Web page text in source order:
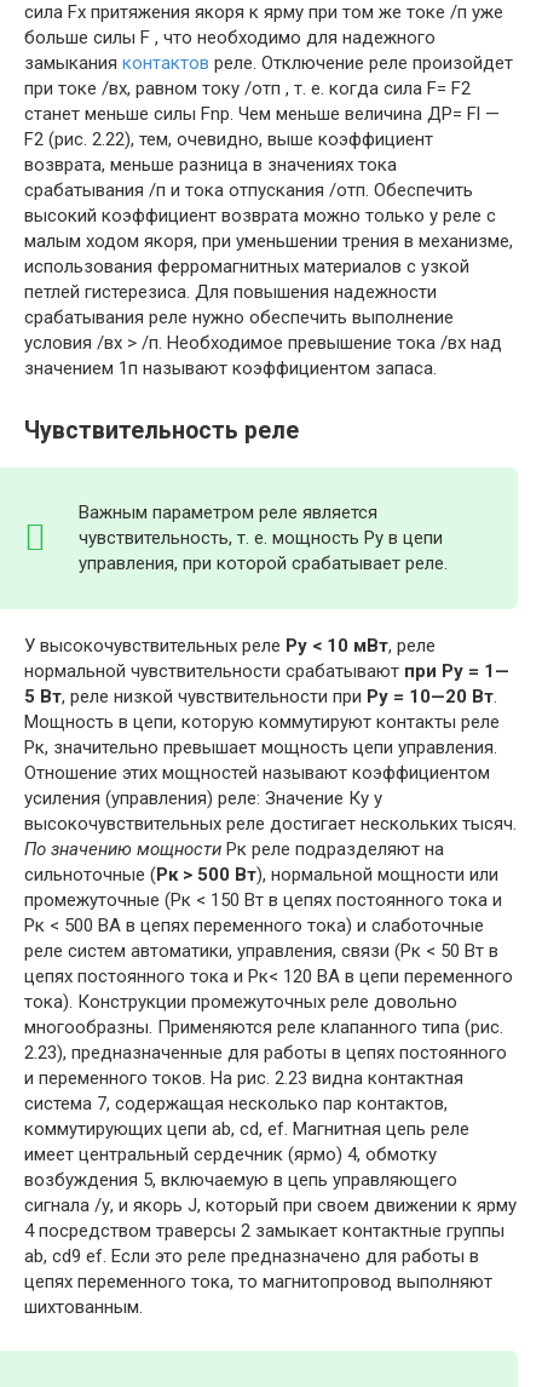
сила Fx притяжения якоря к ярму при том же токе /п уже
больше силы F , что необходимо для надежного
замыкания контактов реле. Отключение реле произойдет
при токе /вх, равном току /отп , т. е. когда сила F= F2
станет меньше силы Fnp. Чем меньше величина ДР= Fl —
F2 (рис. 2.22), тем, очевидно, выше коэффициент
возврата, меньше разница в значениях тока
срабатывания /п и тока отпускания /отп. Обеспечить
высокий коэффициент возврата можно только у реле с
малым ходом якоря, при уменьшении трения в механизме,
использования ферромагнитных материалов с узкой
петлей гистерезиса. Для повышения надежности
срабатывания реле нужно обеспечить выполнение
условия /вх > /п. Необходимое превышение тока /вх над
значением 1п называют коэффициентом запаса.
Чувствительность реле
Важным параметром реле является
чувствительность, т. е. мощность Ру в цепи
управления, при которой срабатывает реле.
У высокочувствительных реле Ру < 10 мВт, реле
нормальной чувствительности срабатывают при Ру = 1—
5 Вт, реле низкой чувствительности при Ру = 10—20 Вт
Мощность в цепи, которую коммутируют контакты реле
Рк, значительно превышает мощность цепи управления.
Отношение этих мощностей называют коэффициентом
усиления (управления) реле: Значение Ку у
высокочувствительных реле достигает нескольких тысяч.
По значению мощности Рк реле подразделяют на
сильноточные (Рк > 500 Вт), нормальной мощности или
промежуточные (Рк < 150 Вт в цепях постоянного тока и
Рк < 500 ВА в цепях переменного тока) и слаботочные
реле систем автоматики, управления, связи (Рк < 50 Вт в
цепях постоянного тока и Рк< 120 ВА в цепи переменного
тока). Конструкции промежуточных реле довольно
многообразны. Применяются реле клапанного типа (рис.
2.23), предназначенные для работы в цепях постоянного
и переменного токов. На рис. 2.23 видна контактная
система 7, содержащая несколько пар контактов,
коммутирующих цепи ab, cd, ef. Магнитная цепь реле
имеет центральный сердечник (ярмо) 4, обмотку
возбуждения 5, включаемую в цепь управляющего
сигнала /у, и якорь J, который при своем движении к ярму
4 посредством траверсы 2 замыкает контактные группы
ab, cd9 ef. Если это реле предназначено для работы в
цепях переменного тока, то магнитопровод выполняют
шихтованным.